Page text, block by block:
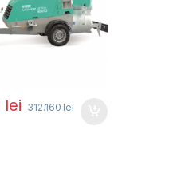
lei 312.160lei